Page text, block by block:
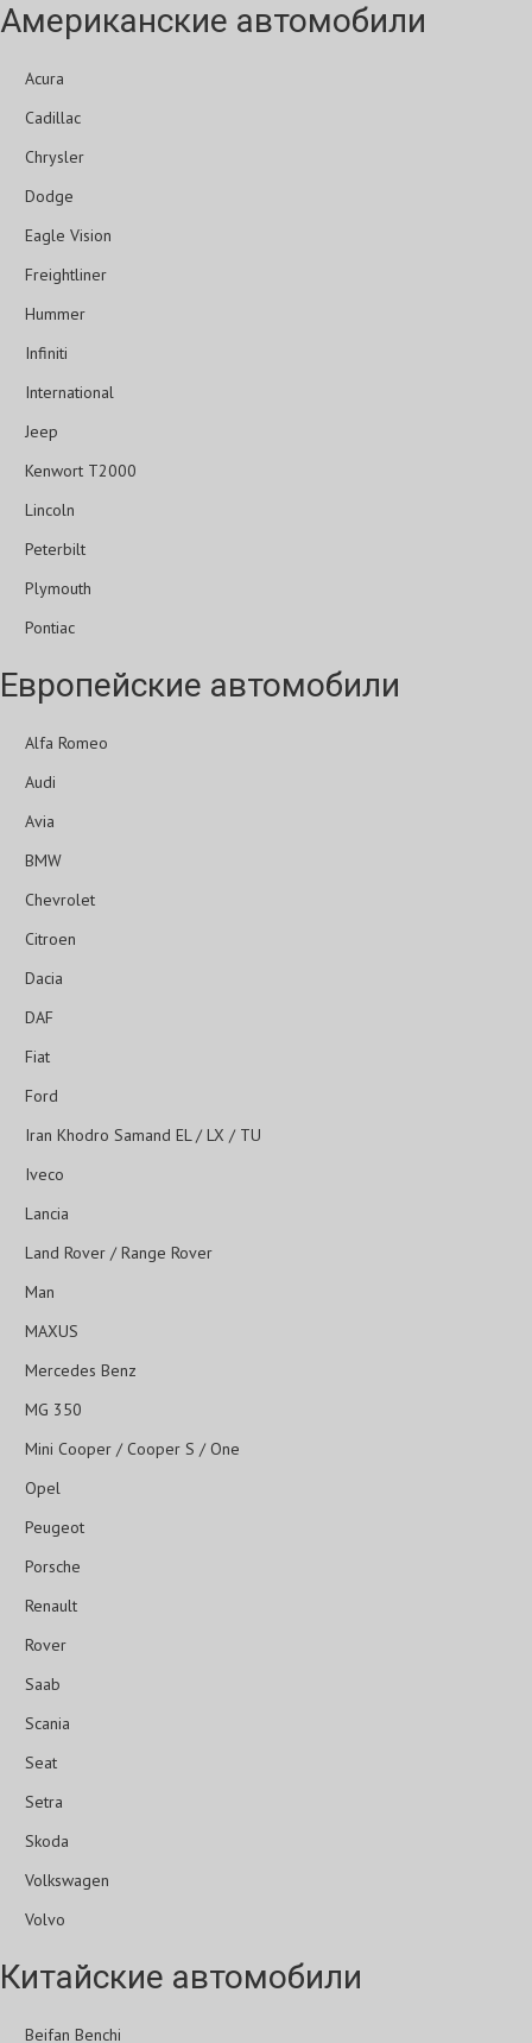
Американские автомобили
Acura
Cadillac
Chrysler
Dodge
Eagle Vision
Freightliner
Hummer
Infiniti
International
Jeep
Kenwort T2000
Lincoln
Peterbilt
Plymouth
Pontiac
Европейские автомобили
Alfa Romeo
Audi
Avia
BMW
Chevrolet
Citroen
Dacia
DAF
Fiat
Ford
Iran Khodro Samand EL / LX / TU
Iveco
Lancia
Land Rover / Range Rover
Man
MAXUS
Mercedes Benz
MG 350
Mini Cooper / Cooper S / One
Opel
Peugeot
Porsche
Renault
Rover
Saab
Scania
Seat
Setra
Skoda
Volkswagen
Volvo
Китайские автомобили
Beifan Benchi